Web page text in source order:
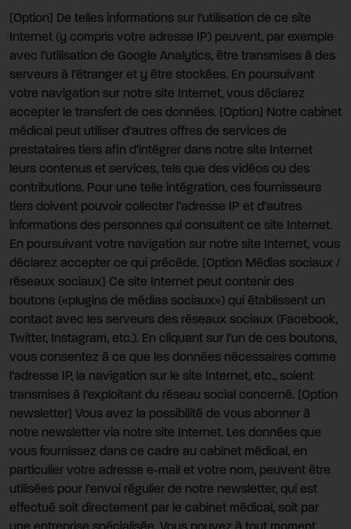
[Option] De telles informations sur l’utilisation de ce site
Internet (y compris votre adresse IP) peuvent, par exemple
avec l’utilisation de Google Analytics, être transmises à des
serveurs à l’étranger et y être stockées. En poursuivant
votre navigation sur notre site Internet, vous déclarez
accepter le transfert de ces données. [Option] Notre cabinet
médical peut utiliser d’autres offres de services de
prestataires tiers afin d’intégrer dans notre site Internet
leurs contenus et services, tels que des vidéos ou des
contributions. Pour une telle intégration, ces fournisseurs
tiers doivent pouvoir collecter l’adresse IP et d’autres
informations des personnes qui consultent ce site Internet.
En poursuivant votre navigation sur notre site Internet, vous
déclarez accepter ce qui précède. [Option Médias sociaux /
réseaux sociaux] Ce site Internet peut contenir des
boutons («plugins de médias sociaux») qui établissent un
contact avec les serveurs des réseaux sociaux (Facebook,
Twitter, Instagram, etc.). En cliquant sur l’un de ces boutons,
vous consentez à ce que les données nécessaires comme
l’adresse IP, la navigation sur le site Internet, etc., soient
transmises à l’exploitant du réseau social concerné. [Option
newsletter] Vous avez la possibilité de vous abonner à
notre newsletter via notre site Internet. Les données que
vous fournissez dans ce cadre au cabinet médical, en
particulier votre adresse e-mail et votre nom, peuvent être
utilisées pour l’envoi régulier de notre newsletter, qui est
effectué soit directement par le cabinet médical, soit par